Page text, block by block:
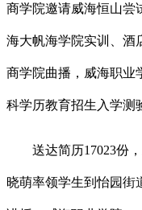
商学院邀请威海恒山尝
海大帆海学院实训、酒
商学院曲播，威海职业
科学历教育招生入学测
送达简历17023份，
晓萌率领学生到怡园街